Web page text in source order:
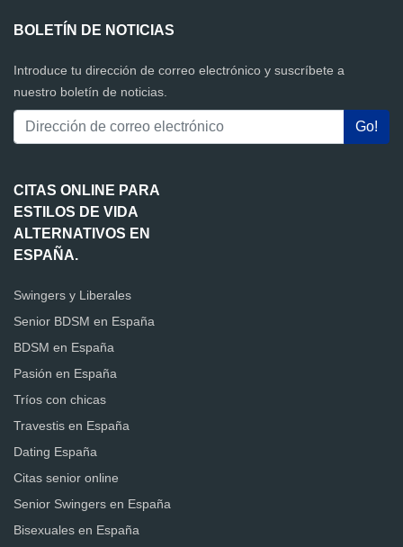
BOLETÍN DE NOTICIAS
Introduce tu dirección de correo electrónico y suscríbete a
nuestro boletín de noticias.
CITAS ONLINE PARA
ESTILOS DE VIDA
ALTERNATIVOS EN
ESPAÑA.
Swingers y Liberales
Senior BDSM en España
BDSM en España
Pasión en España
Tríos con chicas
Travestis en España
Dating España
Citas senior online
Senior Swingers en España
Bisexuales en España